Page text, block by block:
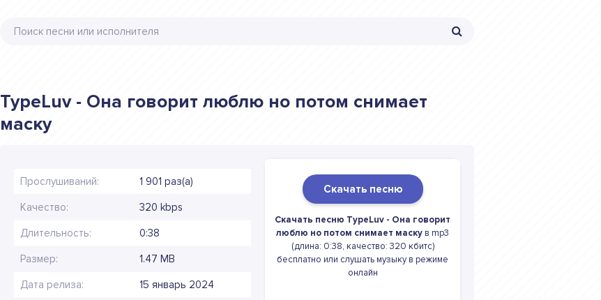
TypeLuv - Она говорит люблю но потом снимает
маску
Прослушиваний: 1 901 раз(а)
Качество: 320 kbps
Длительность: 0:38
Размер: 1.47 MB
Дата релиза: 15 январь 2024
Скачать песню
Скачать песню TypeLuv - Она говорит
люблю но потом снимает маску в mp3
(длина: 0:38, качество: 320 кбитс)
бесплатно или слушать музыку в режиме
онлайн